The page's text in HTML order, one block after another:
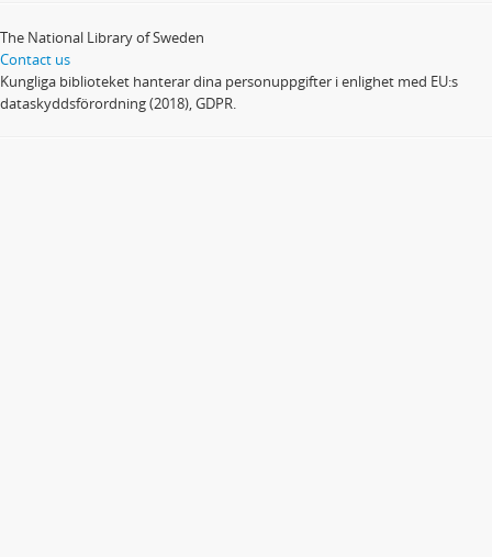
The National Library of Sweden
Contact us
Kungliga biblioteket hanterar dina personuppgifter i enlighet med EU:s
dataskyddsförordning (2018), GDPR.